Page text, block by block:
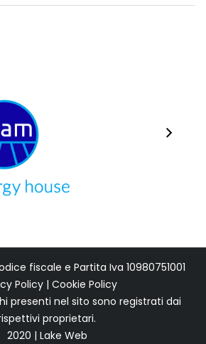
fiscale e Partita Iva 10980751001
Policy | Cookie Policy
presenti nel sito sono registrati dai
proprietari.
2020 | Lake Web